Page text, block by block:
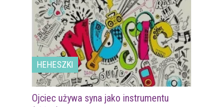
HEHESZKI
Ojciec używa syna jako instrumentu